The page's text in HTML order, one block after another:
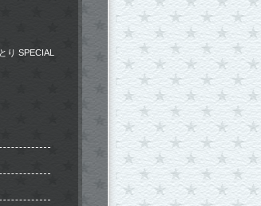
り SPECIAL